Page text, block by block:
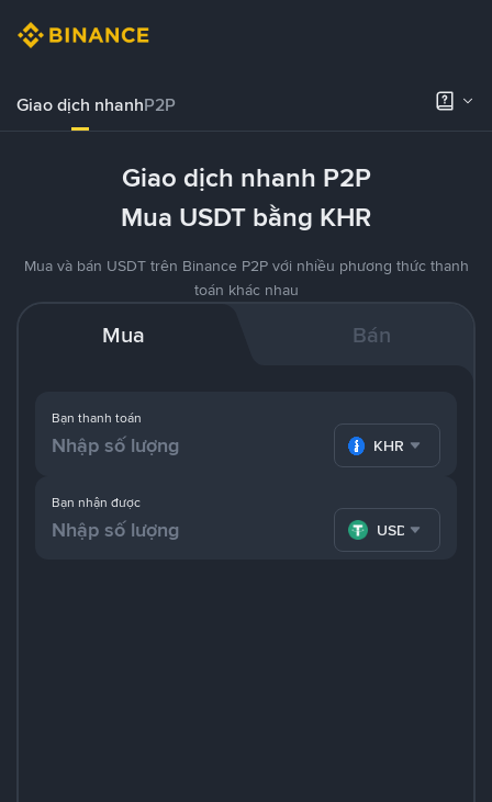
Giao dịch nhanhP2P
Giao dịch nhanh P2P
Mua USDT bằng KHR
Mua và bán USDT trên Binance P2P với nhiều phương thức thanh
toán khác nhau
Mua Bán
Bạn thanh toán
KHR
Bạn nhận được
USDT